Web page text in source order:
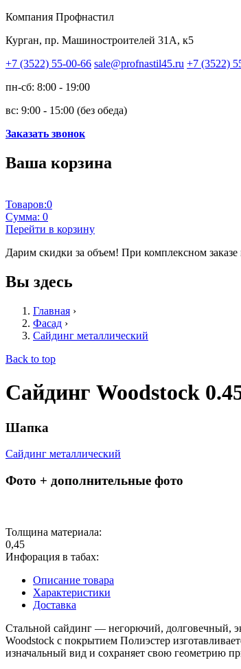
Компания Профнастил
Курган, пр. Машиностроителей 31А, к5
+7 (3522) 55-00-66 sale@profnastil45.ru +7 (3522)
пн-сб: 8:00 - 19:00
вс: 9:00 - 15:00 (без обеда)
Заказать звонок
Ваша корзина
Товаров:0
Сумма: 0
Перейти в корзину
Дарим скидки за объем! При комплексном
Вы здесь
Главная ›
Фасад ›
Сайдинг металлический
Back to top
Сайдинг Woodstock
Шапка
Сайдинг металлический
Фото + дополнительные фото
Толщина материала:
0,45
Инфорация в табах:
Описание товара
Характеристики
Доставка
Стальной сайдинг — негорючий, долговечный,
Woodstock с покрытием Полиэстер
изначальный вид и сохраняет свою геометрию